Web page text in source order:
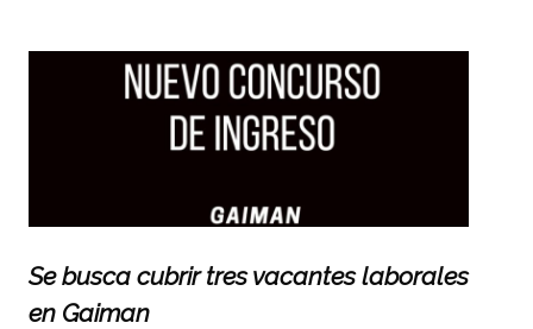
Se busca cubrir tres vacantes laborales
en Gaiman